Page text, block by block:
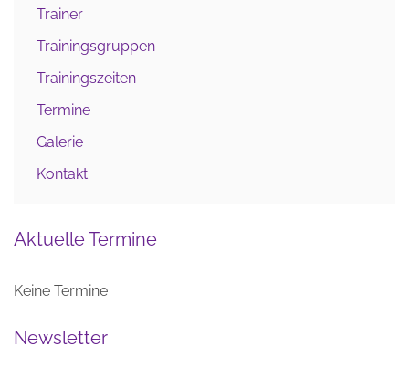
Trainer
Trainingsgruppen
Trainingszeiten
Termine
Galerie
Kontakt
Aktuelle Termine
Keine Termine
Newsletter